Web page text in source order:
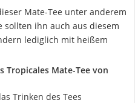
Mate-Tee unter anderem
sollten ihn auch aus diesem
lediglich mit heißem
Tropicales Mate-Tee von
Trinken des Tees